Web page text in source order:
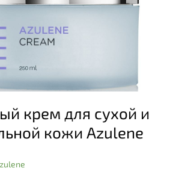
крем для сухой и
кожи Azulene